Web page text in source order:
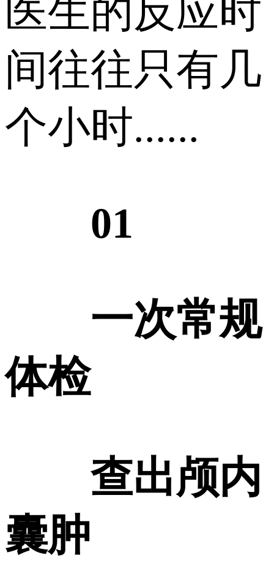
医生的反应时
间往往只有几
个小时......
01
一次常规
体检
查出颅内
囊肿